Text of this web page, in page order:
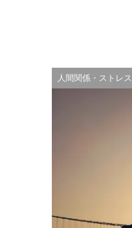
人間関係・ストレス